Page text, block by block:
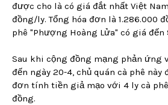
được cho là có giá đắt nhất Việt
đồng/ly. Tổng hóa đơn là 1.286.000
phê "Phượng Hoàng Lửa" có giá đến
Sau khi cộng đồng mạng phản ứng
đến ngày 20-4, chủ quán cà phê này
đơn tính tiền giả mạo với 4 ly cà
đồng.